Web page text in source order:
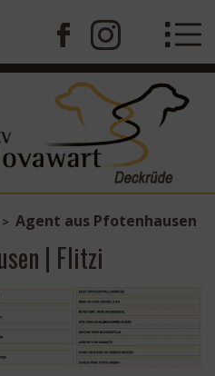
> Agent aus Pfotenhausen
| Flitzi